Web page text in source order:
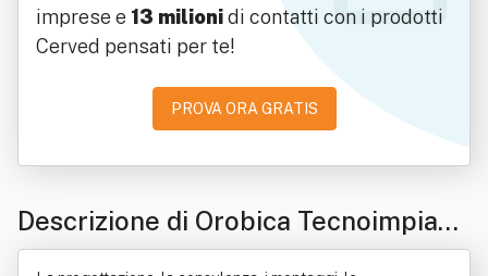
imprese e 13 milionidi contatti con i prodotti
Cerved pensati per te!
PROVA ORA GRATIS
Descrizione di Orobica Tecnoimpianti
Srl